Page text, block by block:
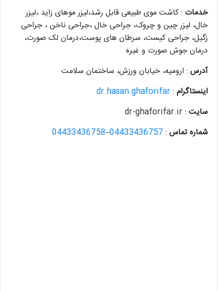
خدمات : کاشت موی طبیعی قابل رشد،لیزر موهای زاید ،لیزر
خال، لیزر چین و چروک، جراحی خال ،جراحی ناخن ، جراحی
زگیل، جراحی کیست، سرطان های پوست،درمان لک صورت،
درمان جوش صورت و غیره
آدرس : ارومیه، خیابان ورزش، ساختمان سلامت
اینستاگرام :
سایت : dr-ghaforifar.ir
شماره تماس :
04433436757
–
04433436758